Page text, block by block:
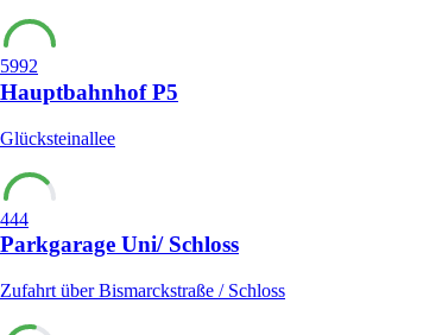
5992
Hauptbahnhof P5
Glücksteinallee
444
Parkgarage Uni/ Schloss
Zufahrt über Bismarckstraße / Schloss